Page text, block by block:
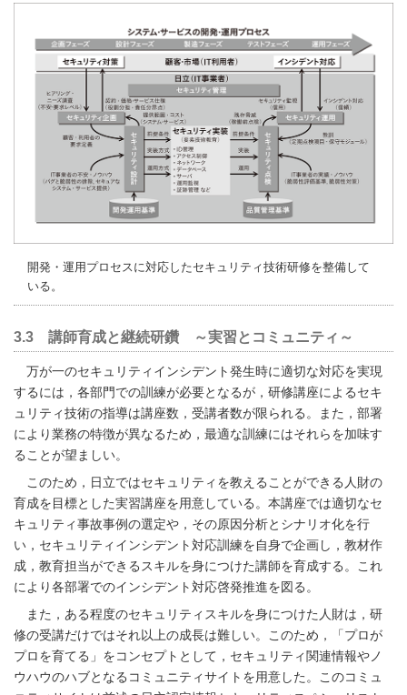
開発・運用プロセスに対応したセキュリティ技術研修を整備して
いる。
3.3 講師育成と継続研鑽 ～実習とコミュニティ～
万が一のセキュリティインシデント発生時に適切な対応を実現
するには，各部門での訓練が必要となるが，研修講座によるセキ
ュリティ技術の指導は講座数，受講者数が限られる。また，部署
により業務の特徴が異なるため，最適な訓練にはそれらを加味す
ることが望ましい。
このため，日立ではセキュリティを教えることができる人財の
育成を目標とした実習講座を用意している。本講座では適切なセ
キュリティ事故事例の選定や，その原因分析とシナリオ化を行
い，セキュリティインシデント対応訓練を自身で企画し，教材作
成，教育担当ができるスキルを身につけた講師を育成する。これ
により各部署でのインシデント対応啓発推進を図る。
また，ある程度のセキュリティスキルを身につけた人財は，研
修の受講だけではそれ以上の成長は難しい。このため，「プロが
プロを育てる」をコンセプトとして，セキュリティ関連情報やノ
ウハウのハブとなるコミュニティサイトを用意した。このコミュ